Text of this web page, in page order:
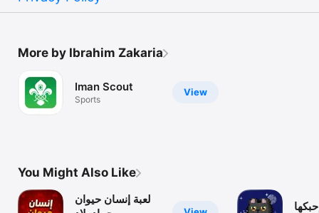
More by Ibrahim Zakaria
View
Iman Scout
Sports
You Might Also Like
لعبة إنسان حيوان